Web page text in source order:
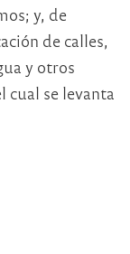
y, de
de calles,
y otros
cual se levanta